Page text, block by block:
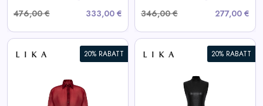
476,00 €
333,00 €
346,00 €
277,00 €
20% RABATT 20% RABATT
Schwarzes strukturiertes Mini-